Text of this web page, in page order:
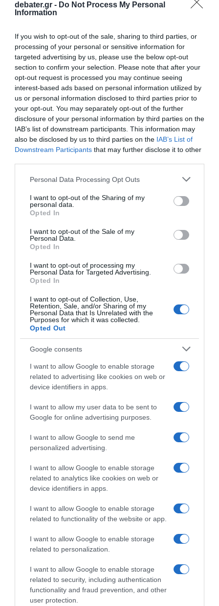
debater.gr - Do Not Process My Personal
Information
If you wish to opt-out of the sale, sharing to third parties, or
processing of your personal or sensitive information for
targeted advertising by us, please use the below opt-out
section to confirm your selection. Please note that after your
opt-out request is processed you may continue seeing
interest-based ads based on personal information utilized by
us or personal information disclosed to third parties prior to
your opt-out. You may separately opt-out of the further
disclosure of your personal information by third parties on the
IAB’s list of downstream participants. This information may
also be disclosed by us to third parties on the IAB’s List of
Downstream Participants that may further disclose it to other
Please note that this website/app uses one or more Google
not limited to your visit or usage behaviour. You may click to
grant or deny consent to Google and its third-party tags to
use your data for below specified purposes in below Google
consent section.
Personal Data Processing Opt Outs
I want to opt-out of the Sharing of my
personal data.
Opted In
I want to opt-out of the Sale of my
Personal Data.
Opted In
I want to opt-out of processing my
Personal Data for Targeted Advertising.
Opted In
I want to opt-out of Collection, Use,
Retention, Sale, and/or Sharing of my
Personal Data that Is Unrelated with the
Purposes for which it was collected.
Opted Out
Google consents
I want to allow Google to enable storage
related to advertising like cookies on web or
device identifiers in apps.
I want to allow my user data to be sent to
Google for online advertising purposes.
I want to allow Google to send me
personalized advertising.
I want to allow Google to enable storage
related to analytics like cookies on web or
device identifiers in apps.
I want to allow Google to enable storage
related to functionality of the website or app.
I want to allow Google to enable storage
related to personalization.
I want to allow Google to enable storage
related to security, including authentication
functionality and fraud prevention, and other
user protection.
ΣΧΟΛΙΑ
Χωρίς Κατηγορία
Εθνική πόλο: Πριμ 200.000 ευρώ από
τον Γιάννη Αλαφούζο για το χρυσό
στο World Cup